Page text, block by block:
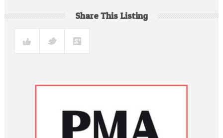
Share This Listing